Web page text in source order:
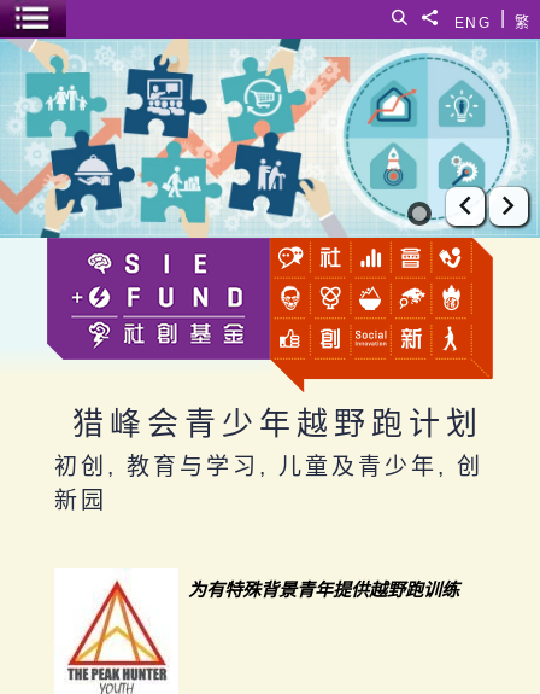
繁
ENG
分享給
搜寻
菜单开关
猎峰会青少年越野跑计划
上一张
下
猎峰会青少年越野跑计划
初创, 教育与学习, 儿童及青少年, 创
新园
为有特殊背景青年提供越野跑训练